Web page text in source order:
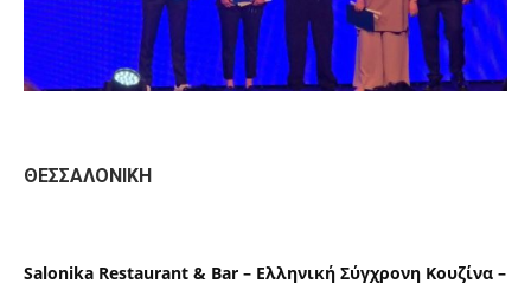
ΘΕΣΣΑΛΟΝΙΚΗ
Salonika Restaurant & Bar – Ελληνική Σύγχρονη Κουζίνα –